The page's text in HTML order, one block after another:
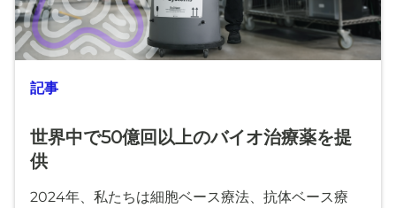
記事
世界中で50億回以上のバイオ治療薬を提
供
2024年、私たちは細胞ベース療法、抗体ベース療